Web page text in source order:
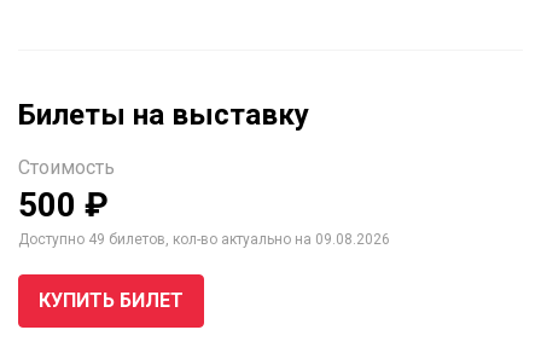
Билеты на выставку
Стоимость
500 ₽
Доступно 49 билетов, кол-во актуально на 09.08.2026
КУПИТЬ БИЛЕТ